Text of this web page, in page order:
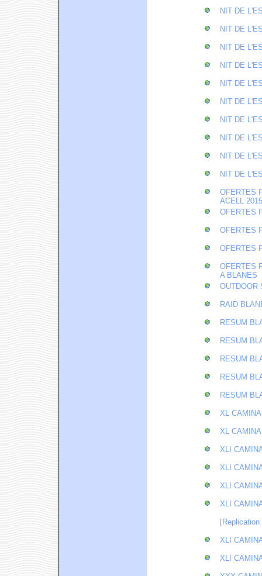
NIT DE
NIT DE
NIT DE
NIT DE
NIT DE
NIT DE
NIT DE
NIT DE
NIT DE
NIT DE
OFERTES
ACELL 2015
OFERTES
OFERTES
OFERTES
OFERTES
A BLANES
OUTDOOR
RAID
RESUM
RESUM
RESUM
RESUM
RESUM
XL
XL
XLI
XLI
XLI
XLI
XLI
XLI